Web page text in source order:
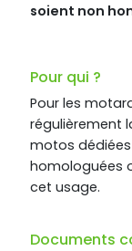
soient non
Pour qui ?
Pour les
régulièrement
motos
homologuées
cet usage.
Documents